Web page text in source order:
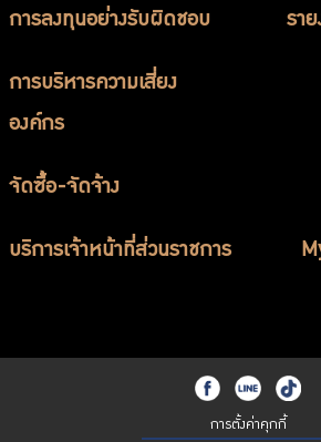
การลงทุนอย่างรับผิดชอบ ราย
การบริหารความเสี่ยง
องค์กร
จัดซื้อ-จัดจ้าง
บริการเจ้าหน้าที่ส่วนราชการ
การตั้งค่าคุกกี้